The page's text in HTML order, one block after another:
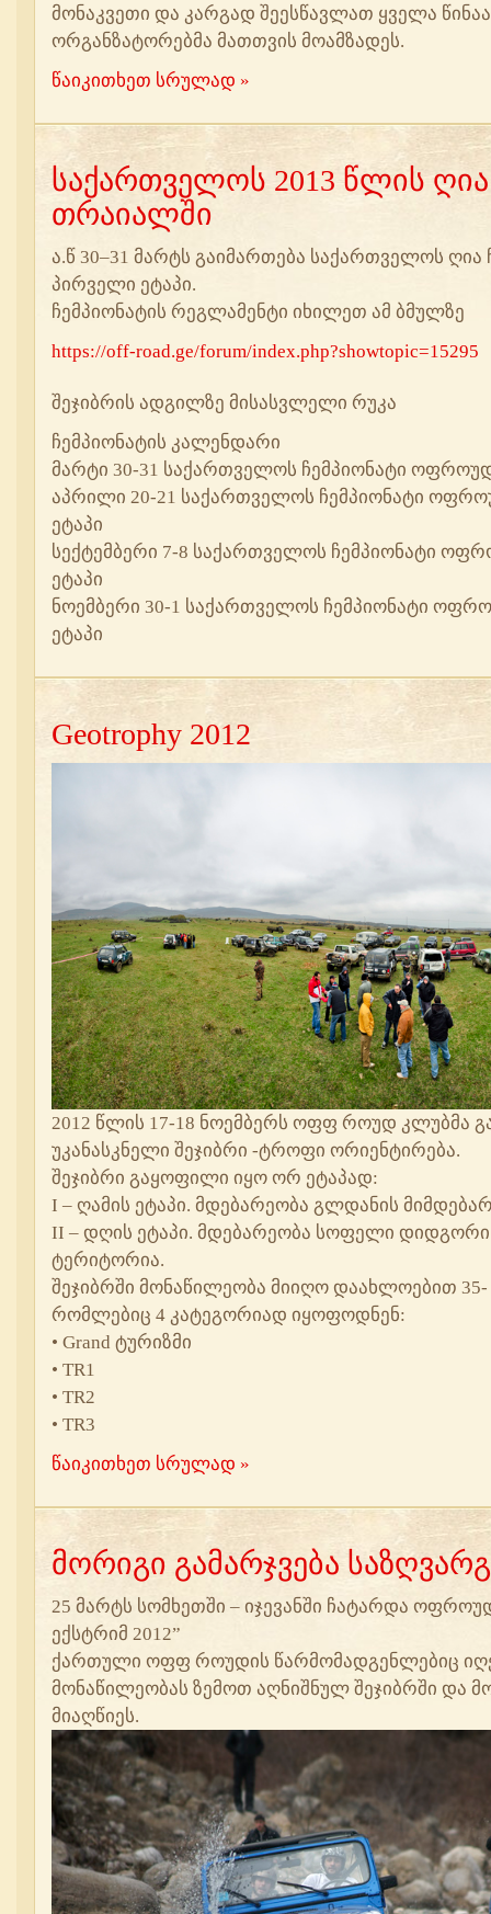
მონაკვეთი და კარგად შეესწავლათ ყველა
ორგანზატორებმა მათთვის მოამზადეს.
წაიკითხეთ სრულად »
საქართველოს 2013 წლის ღია
თრაიალში
ა.წ 30–31 მარტს გაიმართება საქართველოს ღია
პირველი ეტაპი.
ჩემპიონატის რეგლამენტი იხილეთ ამ ბმულზე
https://off-road.ge/forum/index.php?showtopic=15295
შეჯიბრის ადგილზე მისასვლელი რუკა
ჩემპიონატის კალენდარი
მარტი 30-31 საქართველოს ჩემპიონატი
აპრილი 20-21 საქართველოს ჩემპიონატი
ეტაპი
სექტემბერი 7-8 საქართველოს ჩემპიონატი
ეტაპი
ნოემბერი 30-1 საქართველოს ჩემპიონატი
ეტაპი
Geotrophy 2012
2012 წლის 17-18 ნოემბერს ოფფ როუდ კლუბმა
უკანასკნელი შეჯიბრი -ტროფი ორიენტირება.
შეჯიბრი გაყოფილი იყო ორ ეტაპად:
I – ღამის ეტაპი. მდებარეობა გლდანის
II – დღის ეტაპი. მდებარეობა სოფელი
ტერიტორია.
შეჯიბრში მონაწილეობა მიიღო დაახლოებით 35-
რომლებიც 4 კატეგორიად იყოფოდნენ:
• Grand ტურიზმი
• TR1
• TR2
• TR3
წაიკითხეთ სრულად »
მორიგი გამარჯვება
25 მარტს სომხეთში – იჯევანში ჩატარდა
ექსტრიმ 2012”
ქართული ოფფ როუდის წარმომადგენლებიც
მონაწილეობას ზემოთ აღნიშნულ შეჯიბრში და
მიაღწიეს.